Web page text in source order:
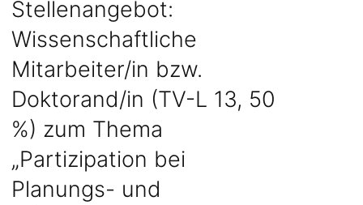
(TV-
L
50
zum
Thema
technische
in
Stellenangebot:
Wissenschaftliche
Mitarbeiter/in bzw.
Doktorand/in (TV-L 13, 50
%) zum Thema
„Partizipation bei
Planungs- und